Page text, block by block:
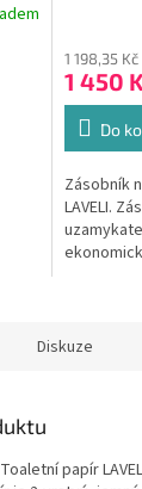
1 198,35
1 450
Do
Zásobník
LAVELI.
Diskuze
papír